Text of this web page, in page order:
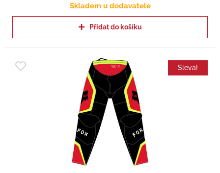
Skladem u dodavatele
Přidat do košíku
Sleva!